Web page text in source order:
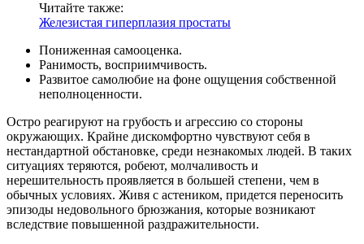
Читайте также:
Железистая гиперплазия простаты
Пониженная самооценка.
Ранимость, восприимчивость.
Развитое самолюбие на фоне ощущения собственной
неполноценности.
Остро реагируют на грубость и агрессию со стороны
окружающих. Крайне дискомфортно чувствуют себя в
нестандартной обстановке, среди незнакомых людей. В таких
ситуациях теряются, робеют, молчаливость и
нерешительность проявляется в большей степени, чем в
обычных условиях. Живя с астеником, придется переносить
эпизоды недовольного брюзжания, которые возникают
вследствие повышенной раздражительности.